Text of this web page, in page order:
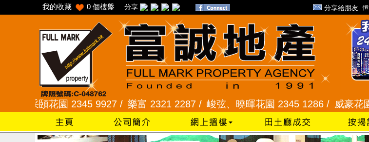
我的收藏 0 個樓盤 分享 分享給朋友
頣花園 2345 9927 / 樂富 2321 2287 / 峻弦、曉暉花園 2345 1286 / 威豪花園